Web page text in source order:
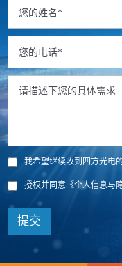
我希望继续收到四方光电
授权并同意 《个人信息与
提交